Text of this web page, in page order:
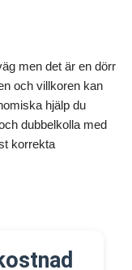
men det är en dörr
och villkoren kan
hjälp du
dubbelkolla med
korrekta